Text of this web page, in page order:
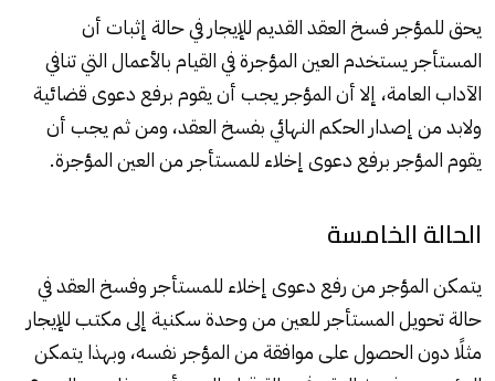
يحق للمؤجر فسخ العقد القديم للإيجار في حالة إثبات أن
المستأجر يستخدم العين المؤجرة في القيام بالأعمال التي تنافي
الآداب العامة، إلا أن المؤجر يجب أن يقوم برفع دعوى قضائية
ولابد من إصدار الحكم النهائي بفسخ العقد، ومن ثم يجب أن
يقوم المؤجر برفع دعوى إخلاء للمستأجر من العين المؤجرة.
الحالة الخامسة
يتمكن المؤجر من رفع دعوى إخلاء للمستأجر وفسخ العقد في
حالة تحويلالمستأجر للعين من وحدة سكنية إلى مكتب للإيجار
مثلًا دون الحصول على موافقة من المؤجر نفسه، وبهذا يتمكن